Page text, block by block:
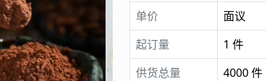
单价
面议
起订量
1 件
供货总量
4000 件